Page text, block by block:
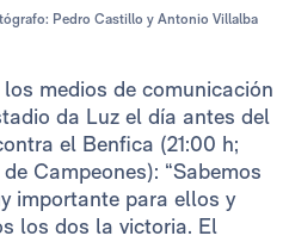
Pedro Castillo y Antonio Villalba
medios de comunicación
da Luz el día antes del
el Benfica (21:00 h;
Campeones): “Sabemos
importante para ellos y
los dos la victoria. El